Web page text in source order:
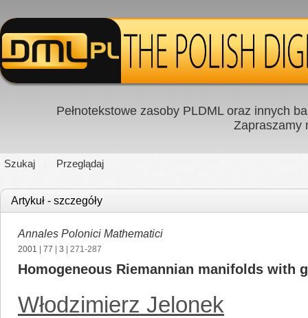
Pełnotekstowe zasoby PLDML oraz innych
Zapraszamy
Szukaj Przeglądaj
Artykuł - szczegóły
Annales Polonici Mathematici
2001 77 3 | 271-287
Homogeneous Riemannian manifolds with
Włodzimierz Jelonek